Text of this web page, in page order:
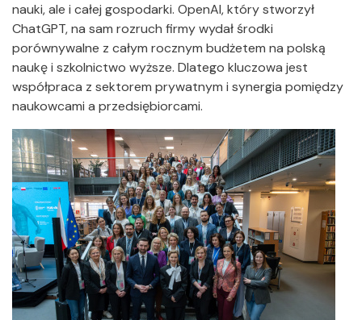
nauki, ale i całej gospodarki. OpenAI, który stworzył
ChatGPT, na sam rozruch firmy wydał środki
porównywalne z całym rocznym budżetem na polską
naukę i szkolnictwo wyższe. Dlatego kluczowa jest
współpraca z sektorem prywatnym i synergia pomiędzy
naukowcami a przedsiębiorcami.